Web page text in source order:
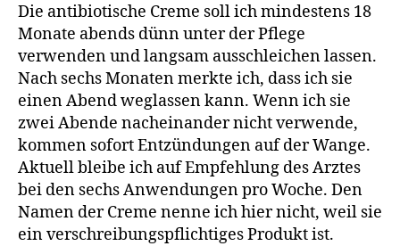
Die antibiotische Creme soll ich mindestens 18
Monate abends dünn unter der Pflege
verwenden und langsam ausschleichen lassen.
Nach sechs Monaten merkte ich, dass ich sie
einen Abend weglassen kann. Wenn ich sie
zwei Abende nacheinander nicht verwende,
kommen sofort Entzündungen auf der Wange.
Aktuell bleibe ich auf Empfehlung des Arztes
bei den sechs Anwendungen pro Woche. Den
Namen der Creme nenne ich hier nicht, weil sie
ein verschreibungspflichtiges Produkt ist.